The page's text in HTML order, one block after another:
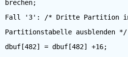
brechen;
Fall '3': /* Dritte Partition
Partitionstabelle ausblenden */
dbuf[482] = dbuf[482] +16;